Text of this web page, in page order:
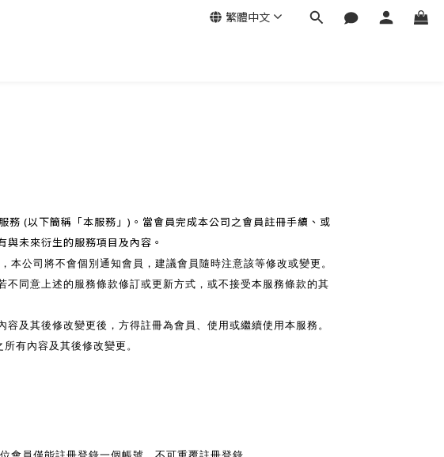
繁體中文
務 (以下簡稱「本服務」)。當會員完成本公司之會員註冊手續、或
未來衍生的服務項目及內容。
公司將不會個別通知會員，建議會員隨時注意該等修改或變更。
同意上述的服務條款修訂或更新方式，或不接受本服務條款的其
及其後修改變更後，方得註冊為會員、使用或繼續使用本服務。
有內容及其後修改變更。